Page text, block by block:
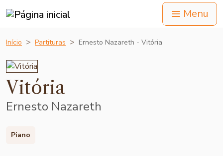
Menu
Início Partituras Ernesto Nazareth - Vitória
Vitória
Ernesto Nazareth
Piano